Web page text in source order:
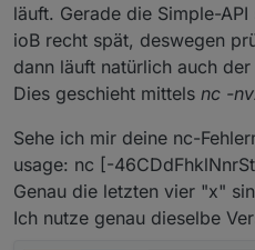
läuft. Gerade die Simple-
ioB recht spät, deswegen
dann läuft natürlich auch
Dies geschieht mittels nc -
Sehe ich mir deine nc-
usage: nc [-
Genau die letzten vier "x"
Ich nutze genau dieselbe